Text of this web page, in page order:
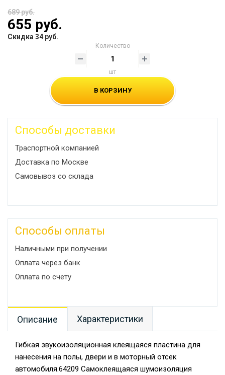
689 руб.
655 руб.
Скидка 34 руб.
Количество
шт
В КОРЗИНУ
Способы доставки
Траспортной компанией
Доставка по Москве
Самовывоз со склада
Способы оплаты
Наличными при получении
Оплата через банк
Оплата по счету
Описание Характеристики
Гибкая звукоизоляционная клеящаяся пластина для
нанесения на полы, двери и в моторный отсек
автомобиля.64209 Самоклеящаяся шумоизоляция